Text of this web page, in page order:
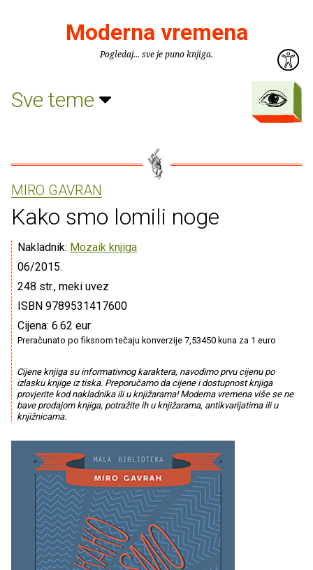
Moderna vremena
Pogledaj... sve je puno knjiga.
Sve teme
MIRO GAVRAN
Kako smo lomili noge
Nakladnik: Mozaik knjiga
06/2015.
248 str., meki uvez
ISBN 9789531417600
Cijena: 6.62 eur
Preračunato po fiksnom tečaju konverzije 7,53450 kuna za 1 euro
Cijene knjiga su informativnog karaktera, navodimo prvu cijenu po
izlasku knjige iz tiska. Preporučamo da cijene i dostupnost knjiga
provjerite kod nakladnika ili u knjižarama! Moderna vremena više se ne
bave prodajom knjiga, potražite ih u knjižarama, antikvarijatima ili u
knjižnicama.